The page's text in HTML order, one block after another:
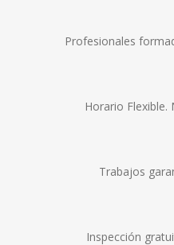
Profesionales
Horario
Trabajos
Inspección